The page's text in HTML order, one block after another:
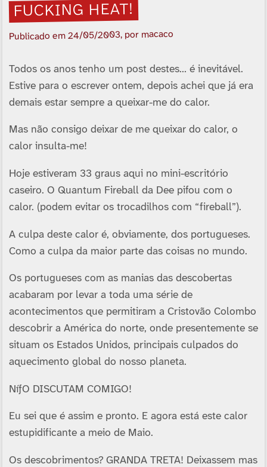
FUCKING HEAT!
Publicado em24/05/2003, por macaco
Todos os anos tenho um post destes… é inevitável.
Estive para o escrever ontem, depois achei que já era
demais estar sempre a queixar-me do calor.
Mas não consigo deixar de me queixar do calor, o
calor insulta-me!
Hoje estiveram 33 graus aqui no mini-escritório
caseiro. O Quantum Fireball da Dee pifou com o
calor. (podem evitar os trocadilhos com “fireball”).
A culpa deste calor é, obviamente, dos portugueses.
Como a culpa da maior parte das coisas no mundo.
Os portugueses com as manias das descobertas
acabaram por levar a toda uma série de
acontecimentos que permitiram a Cristovão Colombo
descobrir a América do norte, onde presentemente se
situam os Estados Unidos, principais culpados do
aquecimento global do nosso planeta.
NíƒO DISCUTAM COMIGO!
Eu sei que é assim e pronto. E agora está este calor
estupidificante a meio de Maio.
Os descobrimentos? GRANDA TRETA! Deixassem mas